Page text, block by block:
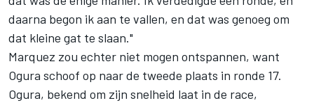
daarna begon ik aan te vallen, en dat was genoeg om
dat kleine gat te slaan."
Marquez zou echter niet mogen ontspannen, want
Ogura schoof op naar de tweede plaats in ronde 17.
Ogura, bekend om zijn snelheid laat in de race,